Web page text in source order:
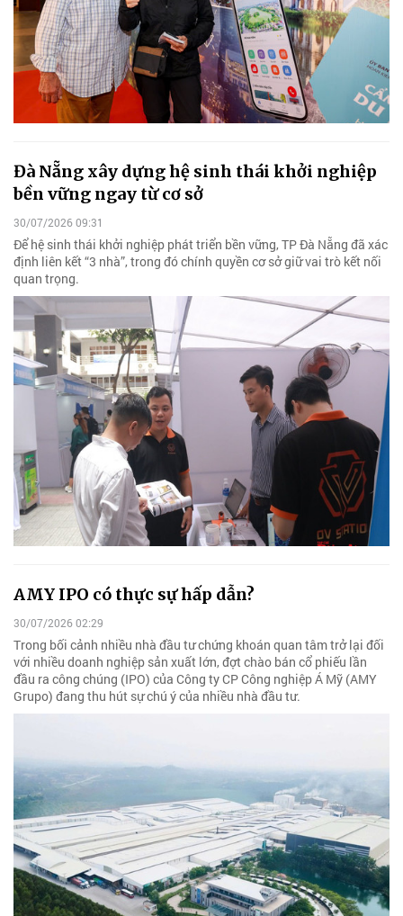
Đà Nẵng xây dựng hệ sinh thái khởi nghiệp
bền vững ngay từ cơ sở
30/07/2026 09:31
Để hệ sinh thái khởi nghiệp phát triển bền vững, TP Đà Nẵng đã xác
định liên kết “3 nhà”, trong đó chính quyền cơ sở giữ vai trò kết nối
quan trọng.
AMY IPO có thực sự hấp dẫn?
30/07/2026 02:29
Trong bối cảnh nhiều nhà đầu tư chứng khoán quan tâm trở lại đối
với nhiều doanh nghiệp sản xuất lớn, đợt chào bán cổ phiếu lần
đầu ra công chúng (IPO) của Công ty CP Công nghiệp Á Mỹ (AMY
Grupo) đang thu hút sự chú ý của nhiều nhà đầu tư.